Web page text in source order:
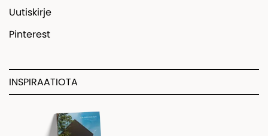
Uutiskirje
Pinterest
INSPIRAATIOTA